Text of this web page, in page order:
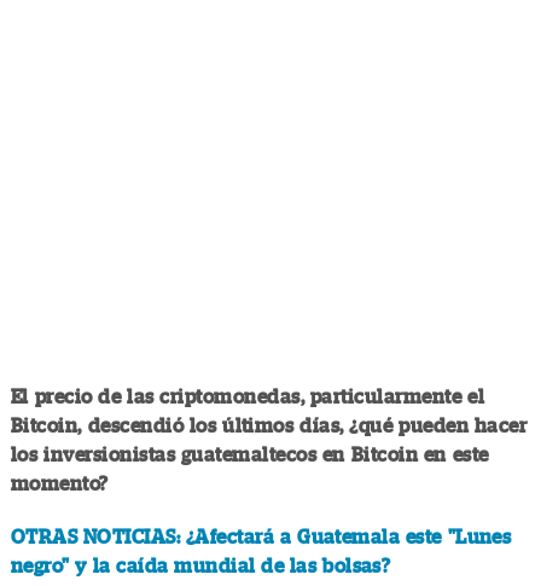
El precio de las criptomonedas, particularmente el
Bitcoin, descendió los últimos días, ¿qué pueden hacer
los inversionistas guatemaltecos en Bitcoin en este
momento?
OTRAS NOTICIAS: ¿Afectará a Guatemala este "Lunes
negro" y la caída mundial de las bolsas?